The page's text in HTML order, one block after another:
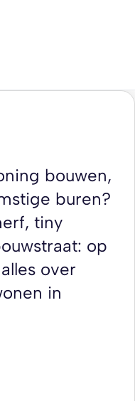
bouwen,
buren?
tiny
op
over
in